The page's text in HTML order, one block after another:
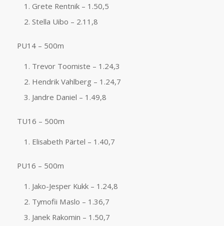
Grete Rentnik – 1.50,5
Stella Uibo – 2.11,8
PU14 – 500m
Trevor Toomiste – 1.24,3
Hendrik Vahlberg – 1.24,7
Jandre Daniel – 1.49,8
TU16 – 500m
Elisabeth Pärtel – 1.40,7
PU16 – 500m
Jako-Jesper Kukk – 1.24,8
Tymofii Maslo – 1.36,7
Janek Rakomin – 1.50,7